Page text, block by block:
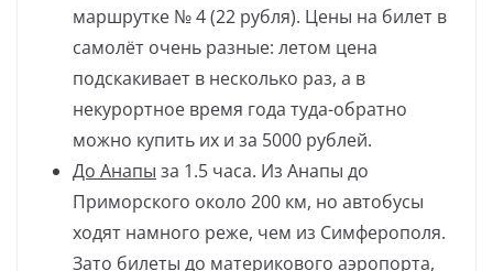
маршрутке № 4 (22 рубля). Цены на билет в
самолёт очень разные: летом цена
подскакивает в несколько раз, а в
некурортное время года туда-обратно
можно купить их и за 5000 рублей.
До Анапы за 1.5 часа. Из Анапы до
Приморского около 200 км, но автобусы
ходят намного реже, чем из Симферополя.
Зато билеты до материкового аэропорта,